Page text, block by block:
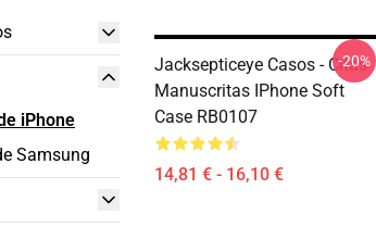
iPhone
Samsung
Jacksepticeye Casos - Citas
Manuscritas IPhone Soft
Case RB0107
14,81 € - 16,10 €
-20%